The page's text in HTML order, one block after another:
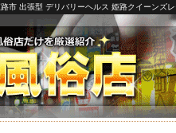
市 出張型 デリバリーヘルス 姫路クイーンズ